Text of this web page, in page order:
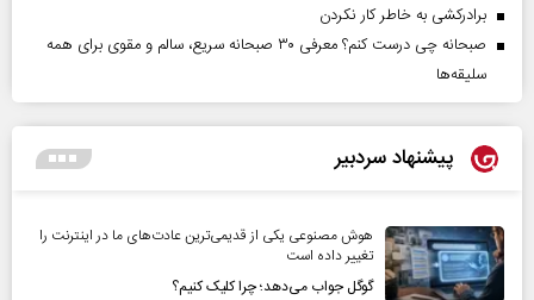
برادرکشی به خاطر کار نکردن
صبحانه چی درست کنم؟ معرفی ۳۰ صبحانه سریع، سالم و مقوی برای همه
سلیقه‌ها
پیشنهاد سردبیر
هوش مصنوعی یکی از قدیمی‌ترین عادت‌های ما در اینترنت را
تغییر داده است
گوگل جواب می‌دهد؛ چرا کلیک کنیم؟